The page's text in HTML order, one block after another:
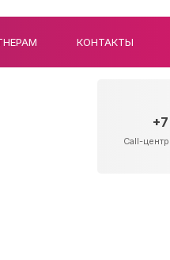
КОНТАКТЫ
Call-